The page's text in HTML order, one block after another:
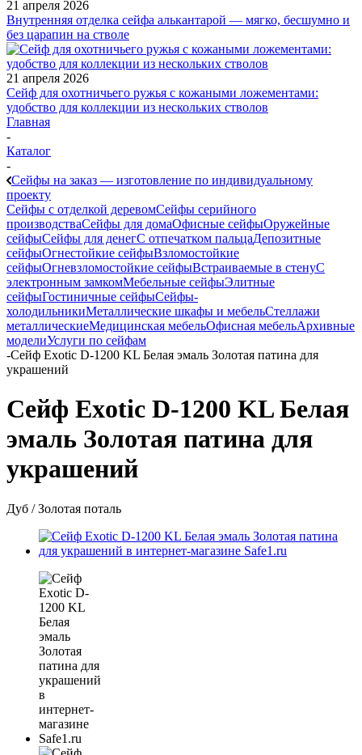
21 апреля 2026
Внутренняя отделка сейфа алькантарой — мягко, бесшумно и
без царапин на стволе
21 апреля 2026
Сейф для охотничьего ружья с кожаными ложементами:
удобство для коллекции из нескольких стволов
Главная
-
Каталог
-
Сейфы на заказ — изготовление по индивидуальному
проекту
Сейфы с отделкой деревомСейфы серийного
производстваСейфы для домаОфисные сейфыОружейные
сейфыСейфы для денегС отпечатком пальцаДепозитные
сейфыОгнестойкие сейфыВзломостойкие
сейфыОгневзломостойкие сейфыВстраиваемые в стенуС
электронным замкомМебельные сейфыЭлитные
сейфыГостиничные сейфыСейфы-
холодильникиМеталлические шкафы и мебельСтеллажи
металлическиеМедицинская мебельОфисная мебельАрхивные
моделиУслуги по сейфам
-Сейф Exotic D-1200 KL Белая эмаль Золотая патина для
украшений
Сейф Exotic D-1200 KL Белая
эмаль Золотая патина для
украшений
Дуб / Золотая поталь